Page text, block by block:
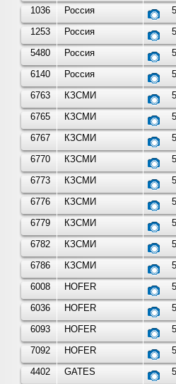
1036 Россия
1253
Россия
5480
Россия
6140
Россия
6763
КЗСМИ
6765
КЗСМИ
6767
КЗСМИ
6770
КЗСМИ
6773
КЗСМИ
6776
КЗСМИ
6779
КЗСМИ
6782
КЗСМИ
6786
КЗСМИ
6008
HOFER
6036
HOFER
6093
HOFER
7092
HOFER
4402
GATES